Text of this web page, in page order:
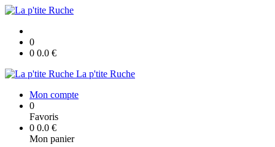
0
0 0.0 €
La p'tite Ruche
Mon compte
0
Favoris
0 0.0 €
Mon panier